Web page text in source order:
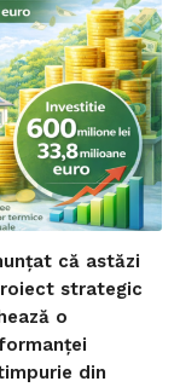
că astăzi
strategic
o
din